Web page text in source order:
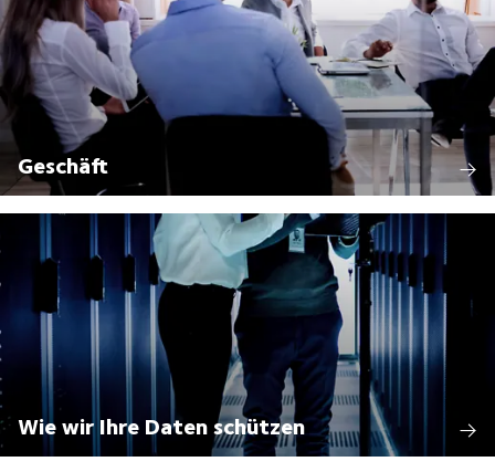
Geschäft
Wie wir Ihre Daten schützen